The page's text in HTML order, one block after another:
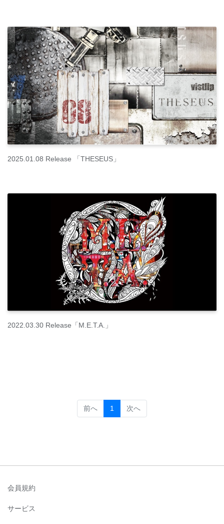
2025.01.08 Release 「THESEUS」
2022.03.30 Release「M.E.T.A.」
前へ 1 (current)
次へ
会員規約
サービス